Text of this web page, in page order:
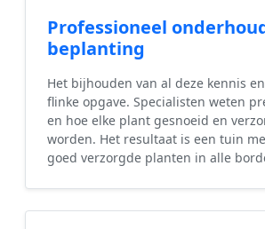
Professioneel
beplanting
Het bijhouden van al deze kennis
flinke opgave. Specialisten weten
en hoe elke plant gesnoeid en
worden. Het resultaat is een tuin
goed verzorgde planten in alle